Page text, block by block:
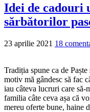
Idei de cadouri
sărbătorilor
23 aprilie 2021 18
Tradiția spune ca de
motiv mă gândesc să fac
iau câteva lucruri care
familia câte ceva așa că
mereu oferte bune, haine